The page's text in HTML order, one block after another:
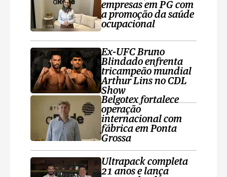
empresas em PG com
a promoção da saúde
ocupacional
Ex-UFC Bruno
Blindado enfrenta
tricampeão mundial
Arthur Lins no CDL
Show
Belgotex fortalece
operação
internacional com
fábrica em Ponta
Grossa
Ultrapack completa
21 anos e lança